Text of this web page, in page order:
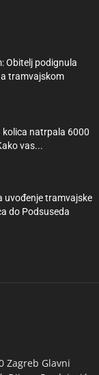
Obitelj podignula
tramvajskom
kolica natrpala 6000
vas...
uvođenje tramvajske
do Podsuseda
Zagreb Glavni